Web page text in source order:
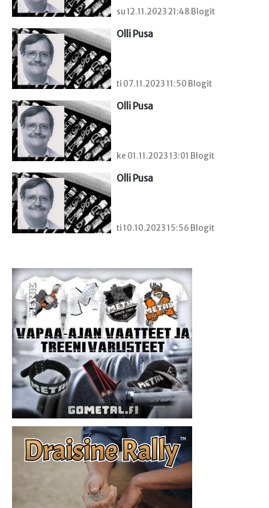
su 12.11.2023 21:48 Blogit
Olli Pusa
ti 07.11.2023 11:50 Blogit
Olli Pusa
ke 01.11.2023 13:01 Blogit
Olli Pusa
ti 10.10.2023 15:56 Blogit